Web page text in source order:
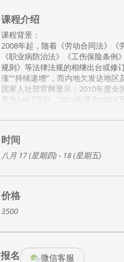
课程介绍
课程背景：
2008年起，随着《劳动合同法》《
《职业病防治法》《工伤保险条
规则》等法律法规的相继出台或修
涨”“持续递增”，而内地欠发达地
国家人社部官网显示：2010年度全
度为149.7万件，2014年度为155.9
经无法适应新的形势！
工资支付条例》《电子劳动合同订
险！
动者“不合格、不胜任、严重失职
综上，我们特邀请我国著名的劳动
课程特色：
境、大气候、大趋势，极具参考性
新颖性：除前述提及的内容外，老
时间
八月 17 (星期四) - 18 (星期五)
价格
3500
报名 微信客服